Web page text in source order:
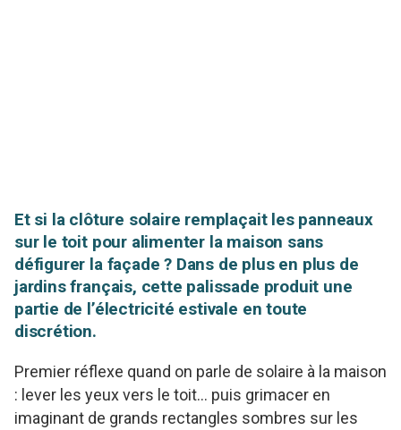
Et si la clôture solaire remplaçait les panneaux
sur le toit pour alimenter la maison sans
défigurer la façade ? Dans de plus en plus de
jardins français, cette palissade produit une
partie de l’électricité estivale en toute
discrétion.
Premier réflexe quand on parle de solaire à la maison
: lever les yeux vers le toit… puis grimacer en
imaginant de grands rectangles sombres sur les